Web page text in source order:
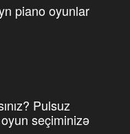
piano oyunlar
Pulsuz
oyun seçiminizə